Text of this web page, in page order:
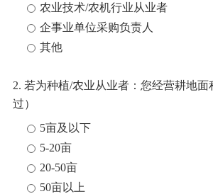
农业技术/农机行业从业者
企事业单位采购负责人
其他
2. 若为种植/农业从业者：您经营耕地
过）
5亩及以下
5-20亩
20-50亩
50亩以上